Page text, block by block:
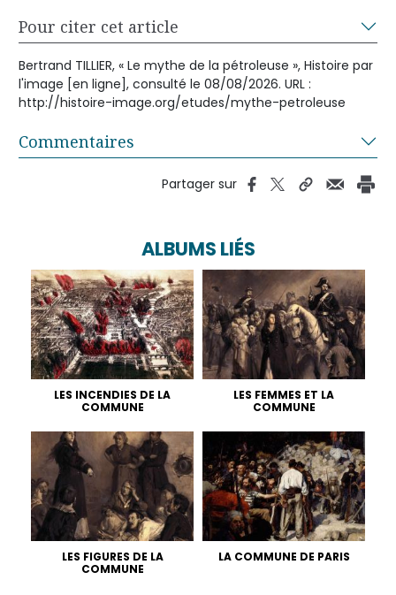
Pour citer cet article
Bertrand TILLIER, « Le mythe de la pétroleuse », Histoire par
l'image [en ligne], consulté le 08/08/2026. URL :
http://histoire-image.org/etudes/mythe-petroleuse
Commentaires
Partager sur
ALBUMS LIÉS
LES INCENDIES DE LA
COMMUNE
LES FEMMES ET LA
COMMUNE
LES FIGURES DE LA
COMMUNE
LA COMMUNE DE PARIS